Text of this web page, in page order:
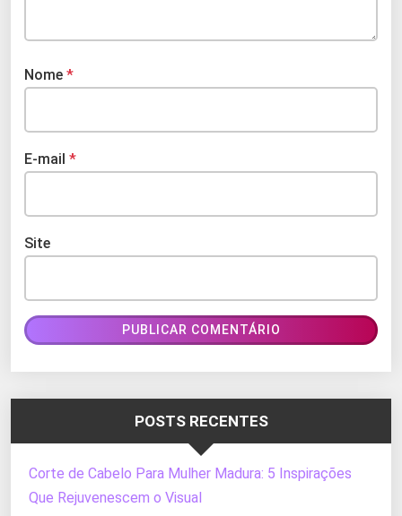
Nome *
E-mail *
Site
POSTS RECENTES
Corte de Cabelo Para Mulher Madura: 5 Inspirações
Que Rejuvenescem o Visual